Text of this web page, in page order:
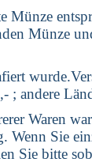
Münze
Münze
; andere
Waren
Wenn Sie
Sie bitte